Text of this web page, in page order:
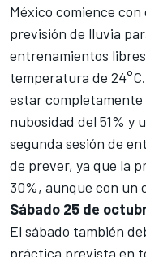
México comience
previsión de lluvia
entrenamientos
temperatura de
estar completamente
nubosidad del 51% y
segunda sesión de
de prever, ya que la
30%, aunque con un
Sábado 25 de
El sábado también
práctica prevista en